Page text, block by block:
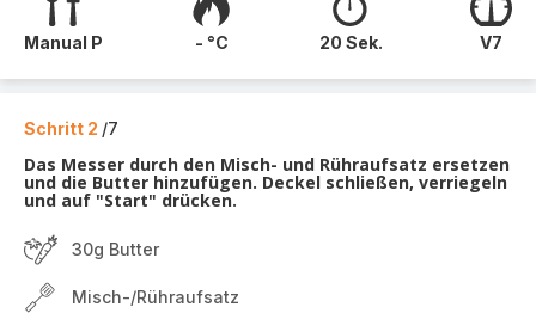
Manual P - °C 20 Sek. V7
Schritt 2 /7
Das Messer durch den Misch- und Rühraufsatz ersetzen
und die Butter hinzufügen. Deckel schließen, verriegeln
und auf "Start" drücken.
30g Butter
Misch-/Rühraufsatz